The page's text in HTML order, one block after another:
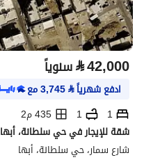
⃁42,000 سنوياً
ادفع شهرياً⃁
3,745مع
1
1
435 م2
شقة للإيجار في حي سلطانة، أبها
شارع سمار، حي سلطانة، أبها